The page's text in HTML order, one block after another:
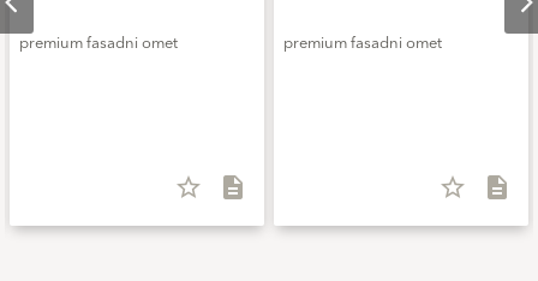
premium fasadni omet
star_border description
premium fasadni omet
star_border description